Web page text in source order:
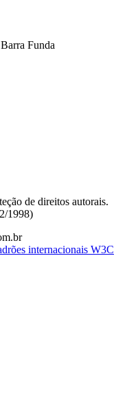
Funda
de direitos autorais.
1998)